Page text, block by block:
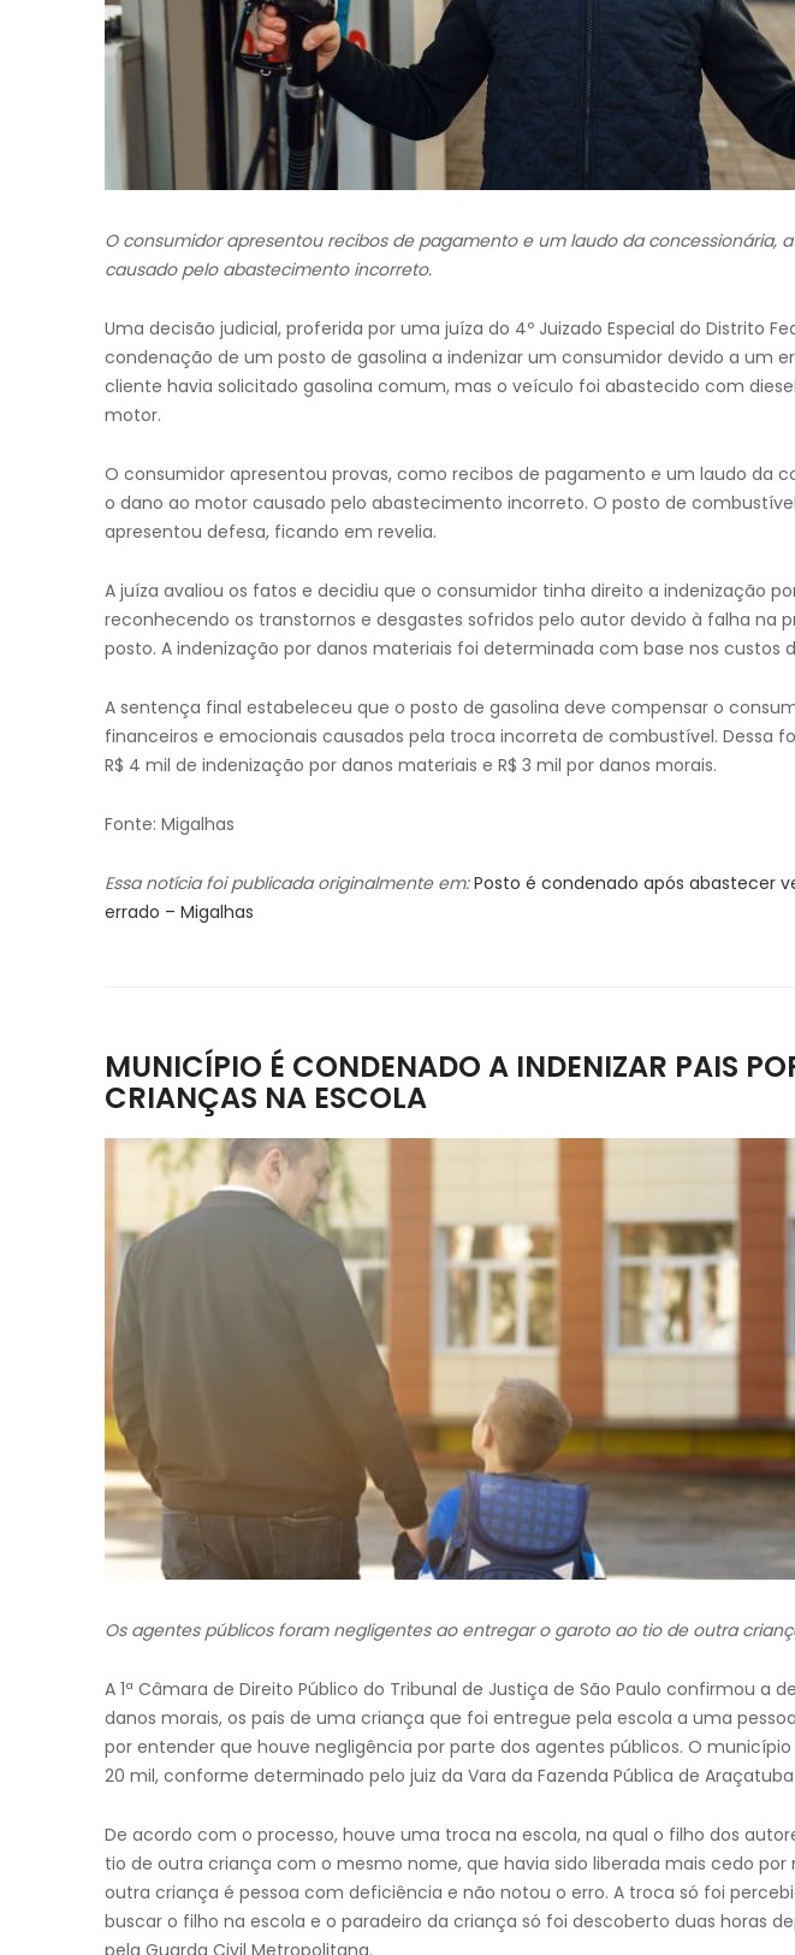
O consumidor apresentou recibos de pagamento e um laudo da concessionária,
causado pelo abastecimento incorreto.
Uma decisão judicial, proferida por uma juíza do 4º Juizado Especial do Distrito
condenação de um posto de gasolina a indenizar um consumidor devido a um
cliente havia solicitado gasolina comum, mas o veículo foi abastecido com
motor.
O consumidor apresentou provas, como recibos de pagamento e um laudo da
o dano ao motor causado pelo abastecimento incorreto. O posto de
apresentou defesa, ficando em revelia.
A juíza avaliou os fatos e decidiu que o consumidor tinha direito a indenização
reconhecendo os transtornos e desgastes sofridos pelo autor devido à falha na
posto. A indenização por danos materiais foi determinada com base nos custos
A sentença final estabeleceu que o posto de gasolina deve compensar o
financeiros e emocionais causados pela troca incorreta de combustível. Dessa
R$ 4 mil de indenização por danos materiais e R$ 3 mil por danos morais.
Fonte: Migalhas
Essa notícia foi publicada originalmente em: Posto é condenado após abastecer
errado – Migalhas
MUNICÍPIO É CONDENADO A INDENIZAR PAIS
CRIANÇAS NA ESCOLA
Os agentes públicos foram negligentes ao entregar o garoto ao tio de outra
A 1ª Câmara de Direito Público do Tribunal de Justiça de São Paulo confirmou a
danos morais, os pais de uma criança que foi entregue pela escola a uma
por entender que houve negligência por parte dos agentes públicos. O
20 mil, conforme determinado pelo juiz da Vara da Fazenda Pública de Araçatuba
De acordo com o processo, houve uma troca na escola, na qual o filho dos
tio de outra criança com o mesmo nome, que havia sido liberada mais cedo por
outra criança é pessoa com deficiência e não notou o erro. A troca só foi
buscar o filho na escola e o paradeiro da criança só foi descoberto duas horas
pela Guarda Civil Metropolitana.